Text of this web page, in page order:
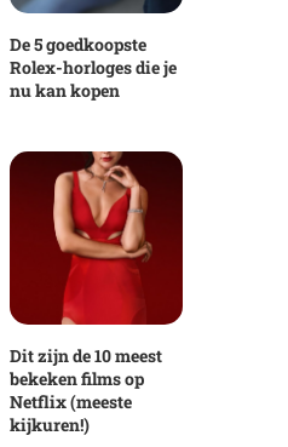
De 5 goedkoopste
Rolex-horloges die je
nu kan kopen
Dit zijn de 10 meest
bekeken films op
Netflix (meeste
kijkuren!)